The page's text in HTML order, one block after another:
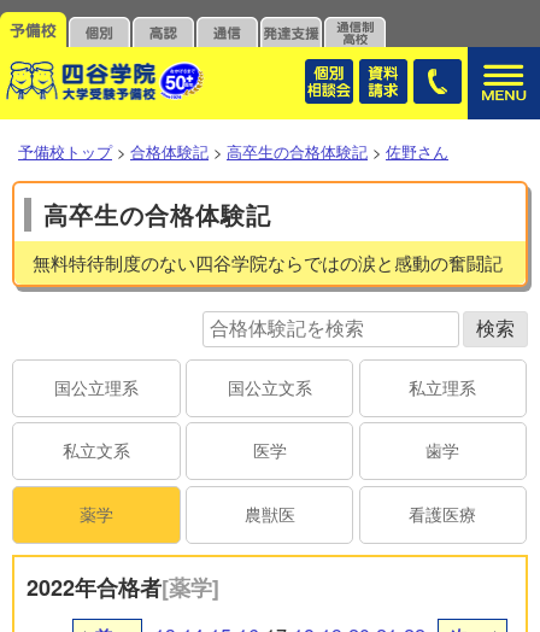
予備校トップ > 合格体験記 > 高卒生の合格体験記 > 佐野さん
高卒生の合格体験記
無料特待制度のない四谷学院ならではの涙と感動の奮闘記
国公立理系 国公立文系 私立理系
私立文系 医学 歯学
薬学 農獣医 看護医療
2022年合格者[薬学]